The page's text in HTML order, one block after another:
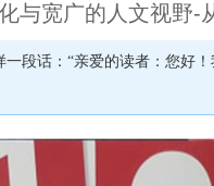
与宽广的人文视野-
段话：“亲爱的读者：您好